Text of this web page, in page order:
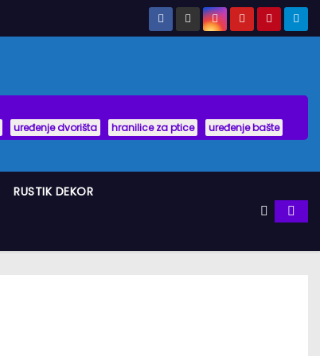
uređenje dvorišta hranilice za ptice uređenje bašte
RUSTIK DEKOR